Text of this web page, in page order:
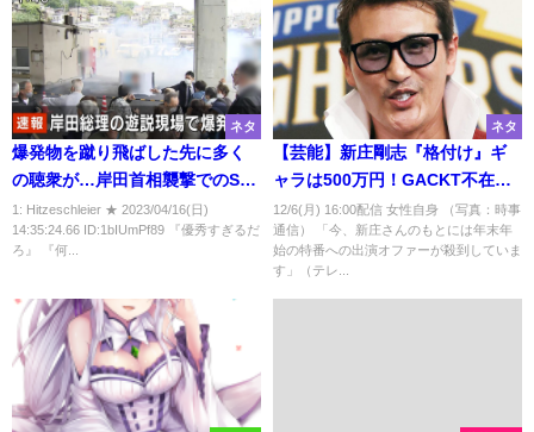
ネタ
爆発物を蹴り飛ばした先に多く
の聴衆が…岸田首相襲撃でのSP
の行動に賛否両論 「多少の犠
牲は仕方ない？」
1: Hitzeschleier ★ 2023/04/16(日)
14:35:24.66 ID:1bIUmPf89 『優秀すぎるだ
ろ』 『何...
ネタ
【芸能】新庄剛志『格付け』ギ
ャラは500万円！GACKT不在の
目玉で浜田雅功と同額オファー
12/6(月) 16:00配信 女性自身 （写真：時事
通信） 「今、新庄さんのもとには年末年
始の特番への出演オファーが殺到していま
す」（テレ...